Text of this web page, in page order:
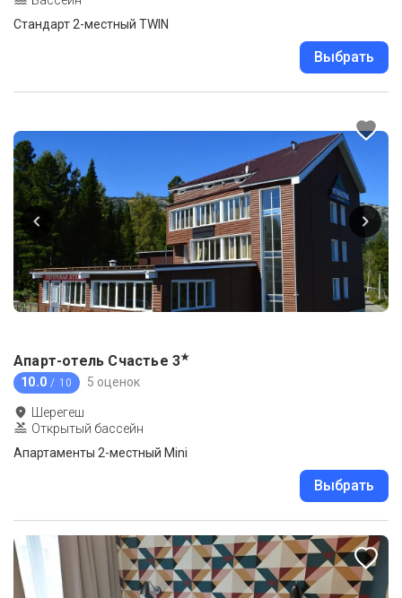
Стандарт 2-местный TWIN
Выбрать
Апарт-отель Счастье 3★
10.0 / 10 5 оценок
Шерегеш
Открытый бассейн
Апартаменты 2-местный Mini
Выбрать